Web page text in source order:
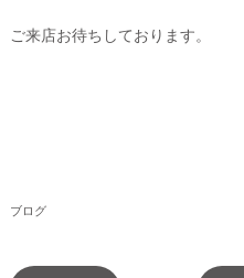
ご来店お待ちしております。
ブログ